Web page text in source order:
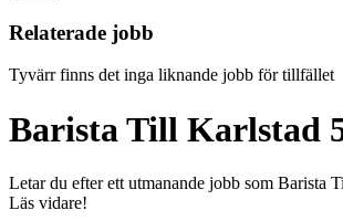
Relaterade jobb
Tyvärr finns det inga liknande jobb för tillfället
Barista Till Karlstad
Letar du efter ett utmanande jobb som Barista
Läs vidare!